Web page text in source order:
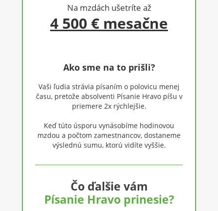
Na mzdách ušetríte až
4 500 € mesačne
Ako sme na to prišli?
Vaši ľudia strávia písaním o polovicu menej
času, pretože absolventi Písanie Hravo píšu v
priemere 2x rýchlejšie.
Keď túto úsporu vynásobíme hodinovou
mzdou a počtom zamestnancov, dostaneme
výslednú sumu, ktorú vidíte vyššie.
Čo ďalšie vám
Písanie Hravo prinesie?